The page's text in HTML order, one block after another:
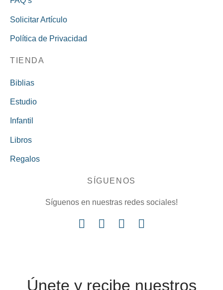
Solicitar Artículo
Política de Privacidad
TIENDA
Biblias
Estudio
Infantil
Libros
Regalos
SÍGUENOS
Síguenos en nuestras redes sociales!
Únete y recibe nuestros